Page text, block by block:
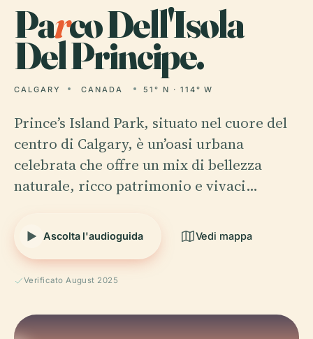
Parco Dell'Isola
Del Principe.
CALGARY CANADA 51° N · 114° W
Prince’s Island Park, situato nel cuore del
centro di Calgary, è un’oasi urbana
celebrata che offre un mix di bellezza
naturale, ricco patrimonio e vivaci…
Ascolta l'audioguida Vedi mappa
Verificato August 2025